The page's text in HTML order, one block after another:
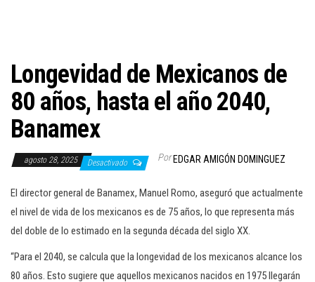
Longevidad de Mexicanos de
80 años, hasta el año 2040,
Banamex
agosto 28, 2025 Desactivado Por EDGAR AMIGÓN DOMINGUEZ
El director general de Banamex, Manuel Romo, aseguró que actualmente
el nivel de vida de los mexicanos es de 75 años, lo que representa más
del doble de lo estimado en la segunda década del siglo XX.
“Para el 2040, se calcula que la longevidad de los mexicanos alcance los
80 años. Esto sugiere que aquellos mexicanos nacidos en 1975 llegarán